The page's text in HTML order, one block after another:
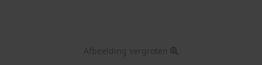
Afbeelding vergroten